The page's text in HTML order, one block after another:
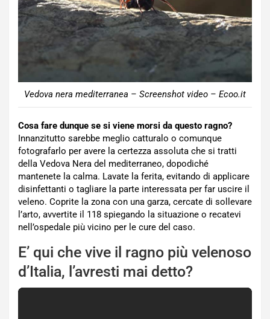
Vedova nera mediterranea – Screenshot video – Ecoo.it
Cosa fare dunque se si viene morsi da questo ragno?
Innanzitutto sarebbe meglio catturalo o comunque
fotografarlo per avere la certezza assoluta che si tratti
della Vedova Nera del mediterraneo, dopodiché
mantenete la calma. Lavate la ferita, evitando di applicare
disinfettanti o tagliare la parte interessata per far uscire il
veleno. Coprite la zona con una garza, cercate di sollevare
l’arto, avvertite il 118 spiegando la situazione o recatevi
nell’ospedale più vicino per le cure del caso.
E’ qui che vive il ragno più velenoso
d’Italia, l’avresti mai detto?